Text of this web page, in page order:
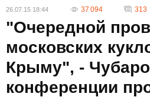
26.07.15 18:44 37 094 313
"Очередной
московских
Крыму", -
конференции